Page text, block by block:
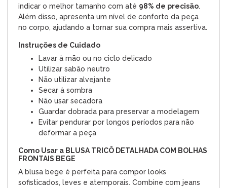
indicar o melhor tamanho com até 98% de precisão.
Além disso, apresenta um nível de conforto da peça
no corpo, ajudando a tornar sua compra mais assertiva.
Instruções de Cuidado
Lavar à mão ou no ciclo delicado
Utilizar sabão neutro
Não utilizar alvejante
Secar à sombra
Não usar secadora
Guardar dobrada para preservar a modelagem
Evitar pendurar por longos períodos para não
deformar a peça
Como Usar a BLUSA TRICÔ DETALHADA COM BOLHAS
FRONTAIS BEGE
A blusa bege é perfeita para compor looks
sofisticados, leves e atemporais. Combine com jeans